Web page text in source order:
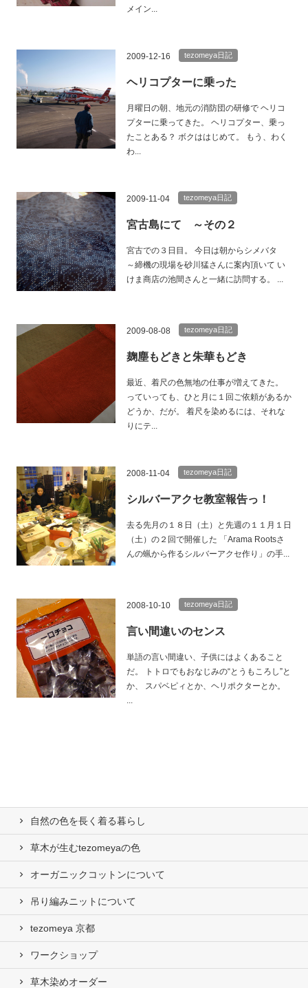
メイン...
2009-12-16 tezomeya日記
ヘリコプターに乗った
月曜日の朝、地元の消防団の研修で ヘリコ
プターに乗ってきた。 ヘリコプター、乗っ
たことある？ ボクははじめて。 もう、わく
わ...
2009-11-04 tezomeya日記
宮古島にて ～その２
宮古での３日目。 今日は朝からシメバタ
～締機の現場を砂川猛さんに案内頂いて い
けま商店の池間さんと一緒に訪問する。 ...
2009-08-08 tezomeya日記
麹塵もどきと朱華もどき
最近、着尺の色無地の仕事が増えてきた。
っていっても、ひと月に１回ご依頼があるか
どうか、だが。 着尺を染めるには、それな
りにテ...
2008-11-04 tezomeya日記
シルバーアクセ教室報告っ！
去る先月の１８日（土）と先週の１１月１日
（土）の２回で開催した 「Arama Rootsさ
んの蝋から作るシルバーアクセ作り」の手...
2008-10-10 tezomeya日記
言い間違いのセンス
単語の言い間違い、子供にはよくあること
だ。 トトロでもおなじみの“とうもころし”と
か、 スパベピィとか、ヘリポクターとか。
...
自然の⾊を⻑く着る暮らし
草木が生むtezomeyaの⾊
オーガニックコットンについて
吊り編みニットについて
tezomeya 京都
ワークショップ
草木染めオーダー